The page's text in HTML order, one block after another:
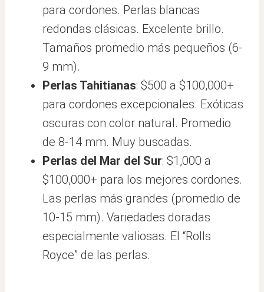
para cordones. Perlas blancas
redondas clásicas. Excelente brillo.
Tamaños promedio más pequeños (6-
9 mm).
Perlas Tahitianas: $500 a $100,000+
para cordones excepcionales. Exóticas
oscuras con color natural. Promedio
de 8-14 mm. Muy buscadas.
Perlas del Mar del Sur: $1,000 a
$100,000+ para los mejores cordones.
Las perlas más grandes (promedio de
10-15 mm). Variedades doradas
especialmente valiosas. El “Rolls
Royce” de las perlas.